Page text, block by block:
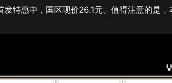
特惠中，国区现价26.1元。值得注意的是，